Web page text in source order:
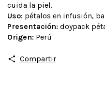
cuida la piel.
Uso: pétalos en infusión,
Presentación: doypack
Origen: Perú
Compartir